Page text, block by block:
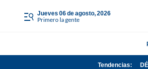
jueves 06 de agosto, 2026
Primero la gente
Tendencias: